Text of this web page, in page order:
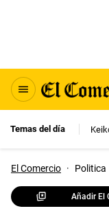
Temas del día
El Comercio · Politica
Añadir El